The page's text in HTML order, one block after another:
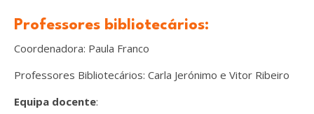
Professores bibliotecários:
Coordenadora: Paula Franco
Professores Bibliotecários: Carla Jerónimo e Vitor Ribeiro
Equipa docente: